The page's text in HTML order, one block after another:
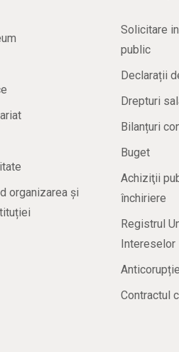
organizarea și
Solicitare
public
Declarații
Drepturi
Bilanțuri
Buget
Achiziţii
închiriere
Registrul
Intereselor
Anticorupție
Contractul